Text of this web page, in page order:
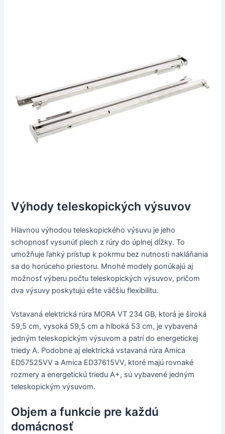
Výhody teleskopických výsuvov
Hlavnou výhodou teleskopického výsuvu je jeho
schopnosť vysunúť plech z rúry do úplnej dĺžky. To
umožňuje ľahký prístup k pokrmu bez nutnosti nakláňania
sa do horúceho priestoru. Mnohé modely ponúkajú aj
možnosť výberu počtu teleskopických výsuvov, pričom
dva výsuvy poskytujú ešte väčšiu flexibilitu.
Vstavaná elektrická rúra MORA VT 234 GB, ktorá je široká
59,5 cm, vysoká 59,5 cm a hlboká 53 cm, je vybavená
jedným teleskopickým výsuvom a patrí do energetickej
triedy A. Podobne aj elektrická vstavaná rúra Amica
ED57525VV a Amica ED37615VV, ktoré majú rovnaké
rozmery a energetickú triedu A+, sú vybavené jedným
teleskopickým výsuvom.
Objem a funkcie pre každú
domácnosť